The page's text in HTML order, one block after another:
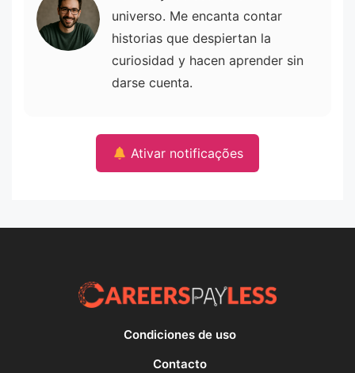
universo. Me encanta contar
historias que despiertan la
curiosidad y hacen aprender sin
darse cuenta.
Ativar notificações
Condiciones de uso
Contacto